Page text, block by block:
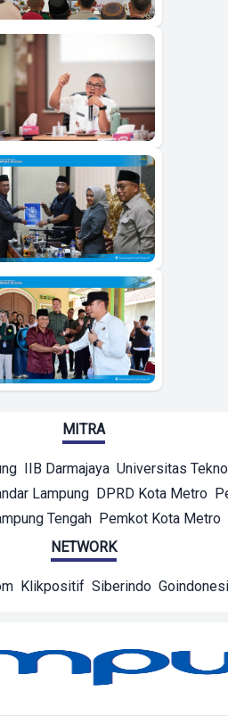
MITRA
IIB Darmajaya Universitas
Lampung DPRD Kota Metro
Tengah Pemkot Kota Metro
NETWORK
Klikpositif Siberindo